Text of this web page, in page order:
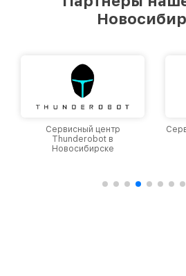
Сервисный центр
Thunderobot в
Новосибирске